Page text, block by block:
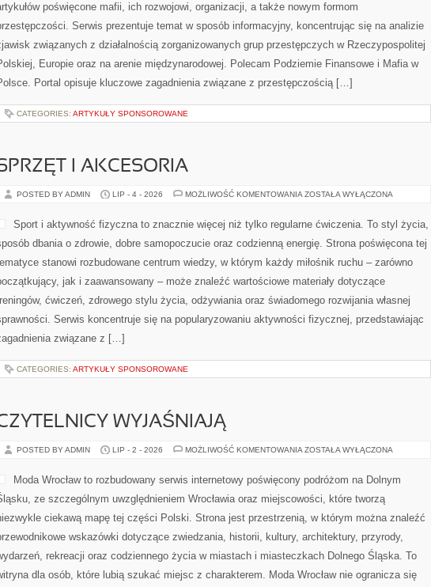
poświęcone mafii, ich rozwojowi, organizacji, a także nowym formom
Serwis prezentuje temat w sposób informacyjny, koncentrując się na analizie
związanych z działalnością zorganizowanych grup przestępczych w Rzeczypospolitej
Europie oraz na arenie międzynarodowej. Polecam Podziemie Finansowe i Mafia w
Portal opisuje kluczowe zagadnienia związane z przestępczością […]
CATEGORIES: ARTYKUŁY SPONSOROWANE
I AKCESORIA
POSTED BY ADMIN LIP - 4 - 2026 MOŻLIWOŚĆ KOMENTOWANIA SPRZĘT
ZOSTAŁA WYŁĄCZONA
Sport i aktywność fizyczna to znacznie więcej niż tylko regularne ćwiczenia. To styl życia,
dbania o zdrowie, dobre samopoczucie oraz codzienną energię. Strona poświęcona tej
stanowi rozbudowane centrum wiedzy, w którym każdy miłośnik ruchu – zarówno
jak i zaawansowany – może znaleźć wartościowe materiały dotyczące
ćwiczeń, zdrowego stylu życia, odżywiania oraz świadomego rozwijania własnej
Serwis koncentruje się na popularyzowaniu aktywności fizycznej, przedstawiając
związane z […]
CATEGORIES: ARTYKUŁY SPONSOROWANE
WYJAŚNIAJĄ
POSTED BY ADMIN LIP - 2 - 2026 MOŻLIWOŚĆ KOMENTOWANIA CZYTELNICY
ZOSTAŁA WYŁĄCZONA
Moda Wrocław to rozbudowany serwis internetowy poświęcony podróżom na Dolnym
ze szczególnym uwzględnieniem Wrocławia oraz miejscowości, które tworzą
ciekawą mapę tej części Polski. Strona jest przestrzenią, w którym można znaleźć
wskazówki dotyczące zwiedzania, historii, kultury, architektury, przyrody,
rekreacji oraz codziennego życia w miastach i miasteczkach Dolnego Śląska. To
dla osób, które lubią szukać miejsc z charakterem. Moda Wrocław nie ogranicza się